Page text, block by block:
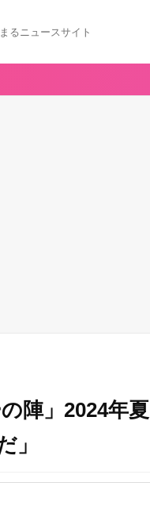
るニュースサイト
陣」2024年
」